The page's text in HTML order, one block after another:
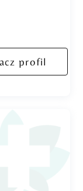
profil